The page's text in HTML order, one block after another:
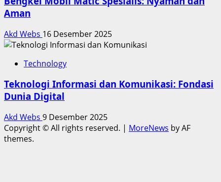
Aman
Akd Webs 16 Desember 2025
Technology
Teknologi Informasi dan Komunikasi: Fondasi
Dunia Digital
Akd Webs 9 Desember 2025
Copyright © All rights reserved. | MoreNews by AF
themes.